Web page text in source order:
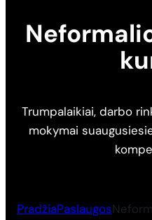
Trumpalaikiai, darbo
mokymai
PradžiaPaslaugos